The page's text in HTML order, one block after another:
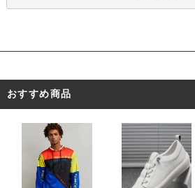
おすすめ商品